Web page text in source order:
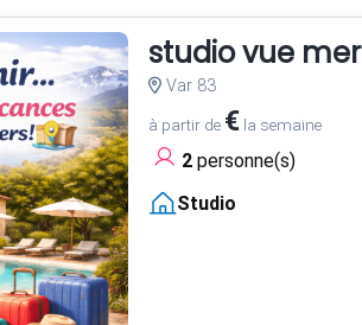
studio vue
Var 83
à partir de €la semaine
2personne(s)
Studio